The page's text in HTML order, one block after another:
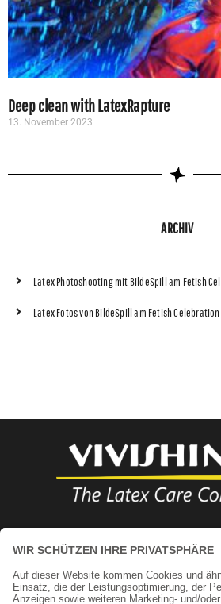
Deep clean with LatexRapture
13. November 2023
ARCHIV
Latex Photoshooting mit BildeSpill am Fetish
Latex Fotos von BildeSpill am Fetish
+49 89